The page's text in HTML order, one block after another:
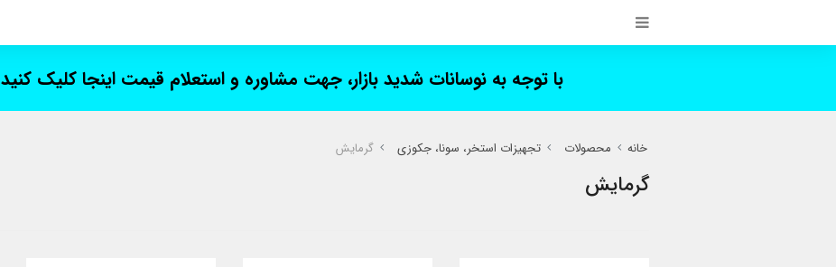
با توجه به نوسانات شدید بازار، جهت مشاوره و استعلام قیمت اینجا کلیک کنید
خانه محصولات تجهیزات استخر، سونا، جکوزی گرمایش
گرمایش